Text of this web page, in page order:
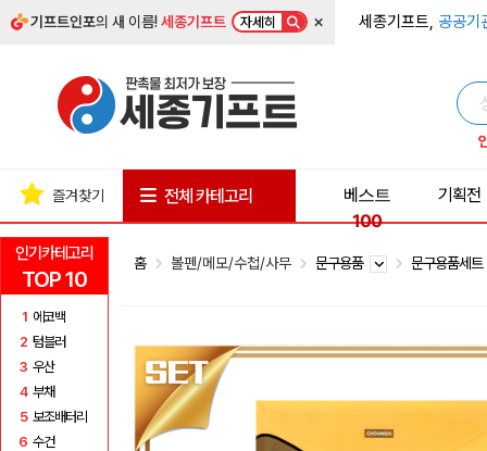
기프트인포의 새 이름!세종기프트 자세히 × 세종기프트, 공공기
인기카테고리
TOP 10
1 에코백
2 텀블러
3 우산
4 부채
5 보조배터리
6 수건
즐겨찾기 전체 카테고리
베스트
100
기획전
홈 볼펜/메모/수첩/사무 문구용품 문구용품세